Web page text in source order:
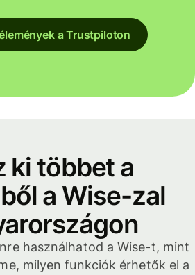
a Trustpiloton
ki többet a
a Wise-zal
használhatod a Wise-t, mint
milyen funkciók érhetők el a